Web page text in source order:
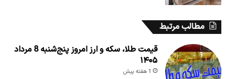
مطالب مرتبط
قیمت طلا، سکه و ارز امروز پنج‌شنبه 8 مرداد
۱۴۰۵
1 هفته پیش